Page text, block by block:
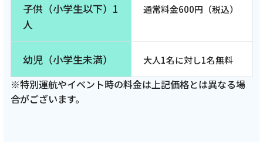
子供（小学生以下）1
人
通常料金600円（税込）
幼児（小学生未満） 大人1名に対し1名無料
※特別運航やイベント時の料金は上記価格とは異なる場
合がございます。